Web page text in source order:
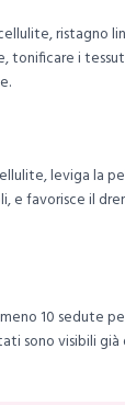
ristagno
tonificare i
leviga la
e favorisce il
10 sedute
sono visibili